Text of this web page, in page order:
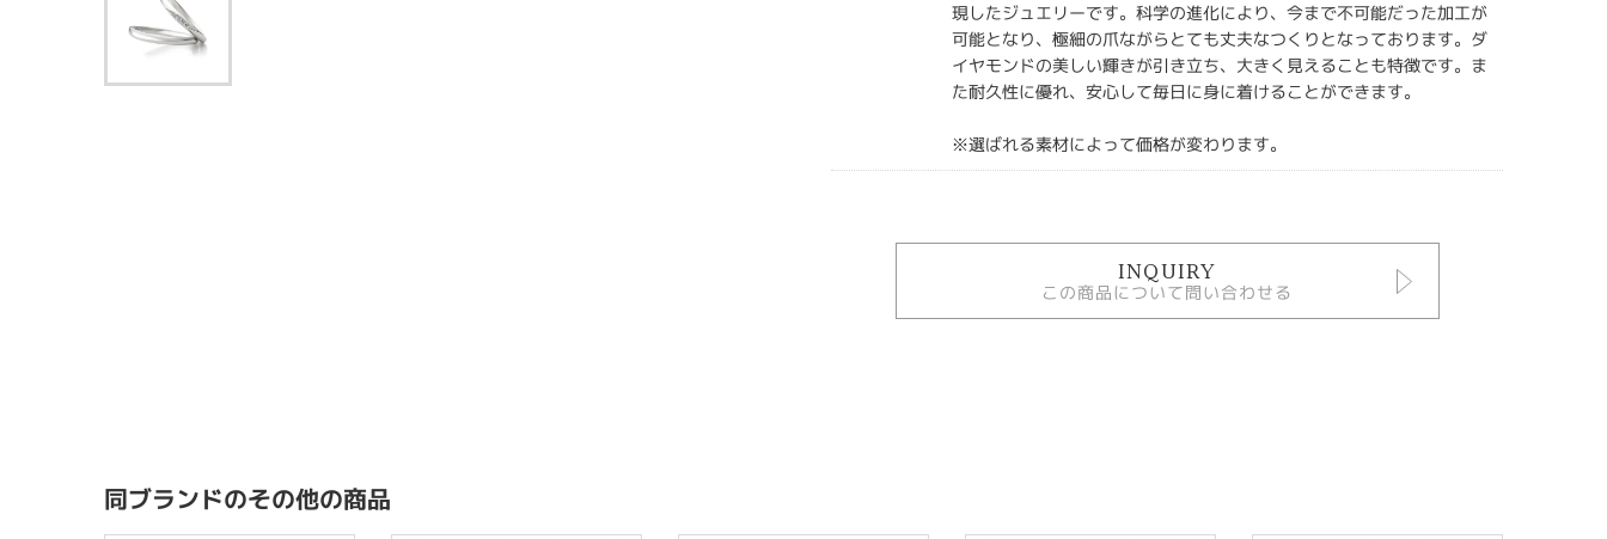
現したジュエリーです。科学の進化により、今まで不可能だった加工が
可能となり、極細の爪ながらとても丈夫なつくりとなっております。ダ
イヤモンドの美しい輝きが引き立ち、大きく見えることも特徴です。ま
た耐久性に優れ、安心して毎日に身に着けることができます。
※選ばれる素材によって価格が変わります。
INQUIRY
この商品について問い合わせる
同ブランドのその他の商品